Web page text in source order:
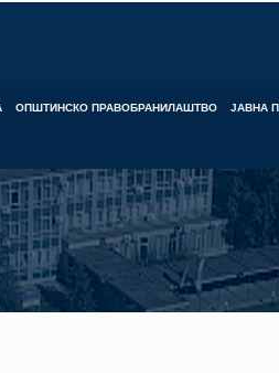
ОПШТИНСКО ПРАВОБРАНИЛАШТВО ЈАВНА